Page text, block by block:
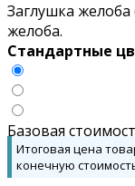
Заглушка
желоба.
Стандартные
Базовая
Итоговая цена
конечную